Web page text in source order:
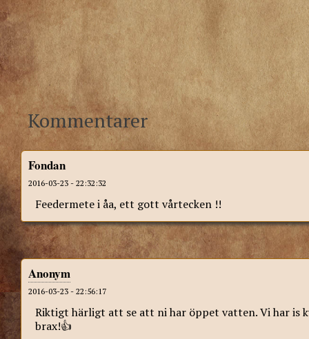
Kommentarer
Fondan
2016-03-23 - 22:32:32
Feedermete i åa, ett gott vårtecken !!
Anonym
2016-03-23 - 22:56:17
Riktigt härligt att se att ni har öppet vatten. Vi har is
brax!👍